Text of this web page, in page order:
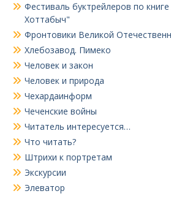
Фестиваль буктрейлеров по
Хоттабыч"
Фронтовики Великой
Хлебозавод. Пимеко
Человек и закон
Человек и природа
Чехардаинформ
Чеченские войны
Читатель интересуется…
Что читать?
Штрихи к портретам
Экскурсии
Элеватор